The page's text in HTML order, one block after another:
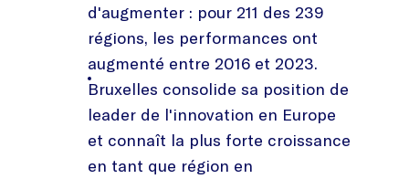
d'augmenter : pour 211 des 239
régions, les performances ont
augmenté entre 2016 et 2023.
Bruxelles consolide sa position de
leader de l'innovation en Europe
et connaît la plus forte croissance
en tant que région en